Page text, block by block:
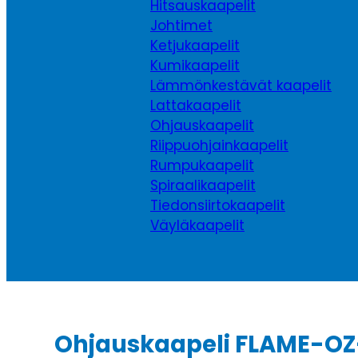
Hitsauskaapelit
Johtimet
Ketjukaapelit
Kumikaapelit
Lämmönkestävät kaapelit
Lattakaapelit
Ohjauskaapelit
Riippuohjainkaapelit
Rumpukaapelit
Spiraalikaapelit
Tiedonsiirtokaapelit
Väyläkaapelit
Ohjauskaapeli FLAME-